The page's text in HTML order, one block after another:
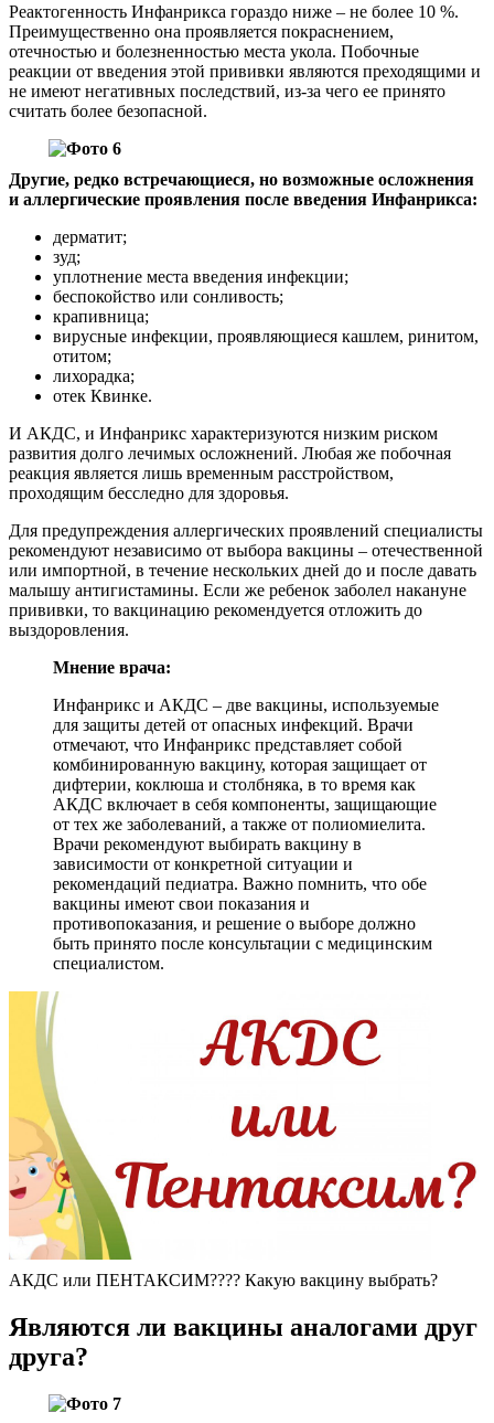
Реактогенность Инфанрикса гораздо ниже – не более 10 %.
Преимущественно она проявляется покраснением,
отечностью и болезненностью места укола. Побочные
реакции от введения этой прививки являются преходящими и
не имеют негативных последствий, из-за чего ее принято
считать более безопасной.
Другие, редко встречающиеся, но возможные осложнения
и аллергические проявления после введения Инфанрикса:
дерматит;
зуд;
уплотнение места введения инфекции;
беспокойство или сонливость;
крапивница;
вирусные инфекции, проявляющиеся кашлем, ринитом,
отитом;
лихорадка;
отек Квинке.
И АКДС, и Инфанрикс характеризуются низким риском
развития долго лечимых осложнений. Любая же побочная
реакция является лишь временным расстройством,
проходящим бесследно для здоровья.
Для предупреждения аллергических проявлений специалисты
рекомендуют независимо от выбора вакцины – отечественной
или импортной, в течение нескольких дней до и после давать
малышу антигистамины. Если же ребенок заболел накануне
прививки, то вакцинацию рекомендуется отложить до
выздоровления.
Мнение врача:
Инфанрикс и АКДС – две вакцины, используемые
для защиты детей от опасных инфекций. Врачи
отмечают, что Инфанрикс представляет собой
комбинированную вакцину, которая защищает от
дифтерии, коклюша и столбняка, в то время как
АКДС включает в себя компоненты, защищающие
от тех же заболеваний, а также от полиомиелита.
Врачи рекомендуют выбирать вакцину в
зависимости от конкретной ситуации и
рекомендаций педиатра. Важно помнить, что обе
вакцины имеют свои показания и
противопоказания, и решение о выборе должно
быть принято после консультации с медицинским
специалистом.
АКДС или ПЕНТАКСИМ???? Какую вакцину выбрать?
Являются ли вакцины аналогами друг
друга?